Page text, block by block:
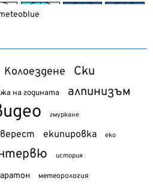
Колоездене Ски
на годината алпинизъм
гмуркане
екипировка еко
история
метеорология